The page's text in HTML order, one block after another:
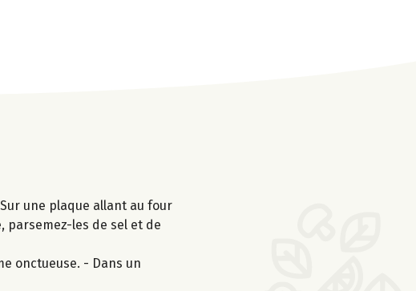
une plaque allant au four
parsemez-les de sel et de
onctueuse. - Dans un